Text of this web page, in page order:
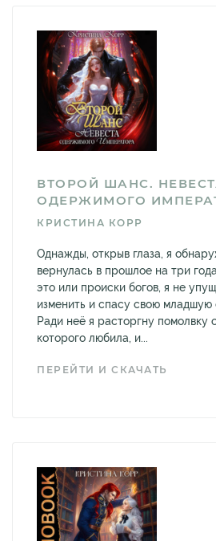
ВТОРОЙ ШАНС.
ОДЕРЖИМОГО
КРИСТИНА КОРР
Однажды, открыв глаза, я
вернулась в прошлое на три
это или происки богов, я не
изменить и спасу свою младшую
Ради неё я расторгну помолвку
которого любила, и...
ПЕРЕЙТИ И СКАЧАТЬ